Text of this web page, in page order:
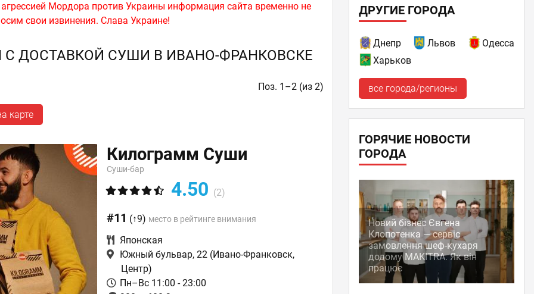
агрессией Мордора против Украины информация сайта временно не
свои извинения. Слава Украине!
С ДОСТАВКОЙ СУШИ В ИВАНО-ФРАНКОВСКЕ
Поз. 1–2 (из 2)
карте
Килограмм Суши
Суши-бар
4.50 (2)
#11 (↑9) место в рейтинге внимания
Японская
Южный бульвар, 22 (Ивано-Франковск,
Центр)
Пн–Вс 11:00 - 23:00
ДРУГИЕ ГОРОДА
Днепр Львов
Одесса
Харьков
все города/регионы
ГОРЯЧИЕ НОВОСТИ
ГОРОДА
Новий бізнес Євгена
Клопотенка — сервіс
замовлення шеф-кухаря
додому MAKITRA. Як він
працює